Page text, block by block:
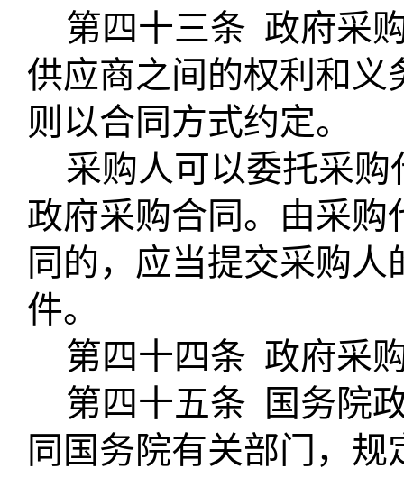
第四十三条 政府采
供应商之间的权利和
则以合同方式约定。
采购人可以委托采
政府采购合同。由采
同的，应当提交采购
件。
第四十四条 政府采
第四十五条 国务院
同国务院有关部门，